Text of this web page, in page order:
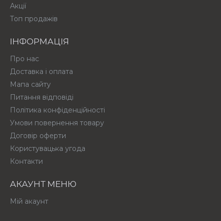
Акції
Топ продажів
ІНФОРМАЦІЯ
Про нас
Доставка і оплата
Мапа сайту
Питання відповіді
Політика конфіденційності
Умови повернення товару
Договір оферти
Користувацька угода
Контакти
АКАУНТ МЕНЮ
Мій акаунт